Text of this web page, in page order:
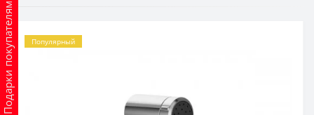
Подарки покупателям Популярный